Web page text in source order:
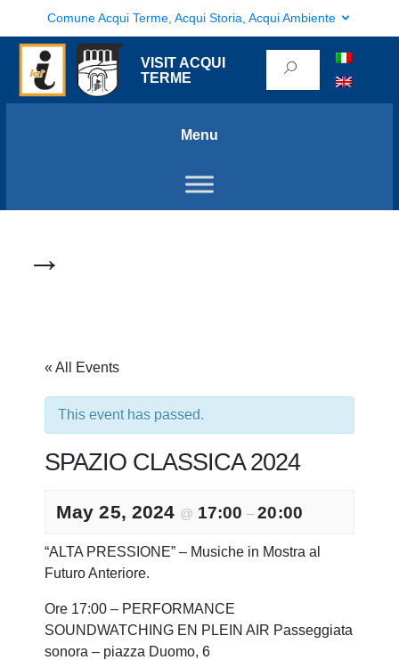
Comune Acqui Terme, Acqui Storia, Acqui Ambiente
VISIT ACQUI
TERME
Menu
→
« All Events
This event has passed.
SPAZIO CLASSICA 2024
May 25, 2024 @ 17:00–20:00
“ALTA PRESSIONE” – Musiche in Mostra al
Futuro Anteriore.
Ore 17:00 – PERFORMANCE
SOUNDWATCHING EN PLEIN AIR Passeggiata
sonora – piazza Duomo, 6